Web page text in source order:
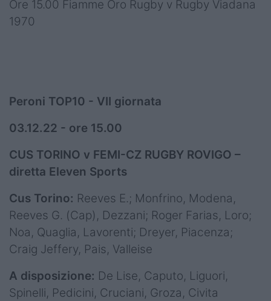
Ore 15.00 Fiamme Oro Rugby v Rugby Viadana
1970
Peroni TOP10 - VII giornata
03.12.22 - ore 15.00
CUS TORINO v FEMI-CZ RUGBY ROVIGO –
diretta Eleven Sports
Cus Torino: Reeves E.; Monfrino, Modena,
Reeves G. (Cap), Dezzani; Roger Farias, Loro;
Noa, Quaglia, Lavorenti; Dreyer, Piacenza;
Craig Jeffery, Pais, Valleise
A disposizione: De Lise, Caputo, Liguori,
Spinelli, Pedicini, Cruciani, Groza, Civita